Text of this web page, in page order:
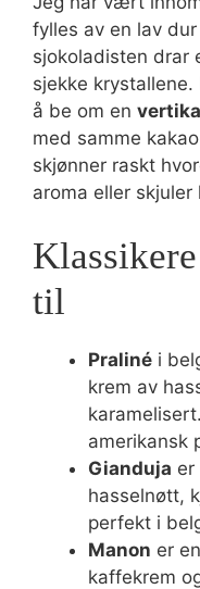
fylles av en lav
sjokoladisten drar
sjekke
å be om en
med samme
skjønner raskt
aroma eller skjuler
til
Praliné i
krem av
amerikansk
Gianduja er
hasselnøtt,
perfekt i
Manon er
kaffekrem